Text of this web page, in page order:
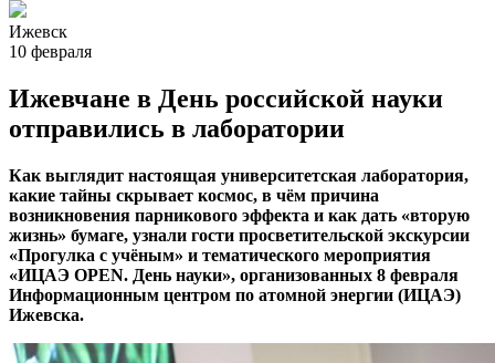
Ижевск
10 февраля
Ижевчане в День российской науки
отправились в лаборатории
Как выглядит настоящая университетская лаборатория,
какие тайны скрывает космос, в чём причина
возникновения парникового эффекта и как дать «вторую
жизнь» бумаге, узнали гости просветительской экскурсии
«Прогулка с учёным» и тематического мероприятия
«ИЦАЭ OPEN. День науки», организованных 8 февраля
Информационным центром по атомной энергии (ИЦАЭ)
Ижевска.